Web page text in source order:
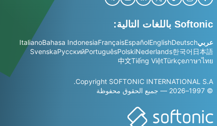
Softonic باللغات التالية:
عربيDeutsch
English
Español
Français
Bahasa Indonesia
Italiano
日本語
한국어
Nederlands
Polski
Português
Русский
Svenska
ภาษาไทย
Türkçe
Tiếng Việt
中文
Copyright SOFTONIC INTERNATIONAL S.A.
© 1997–2026 — جميع الحقوق محفوظة